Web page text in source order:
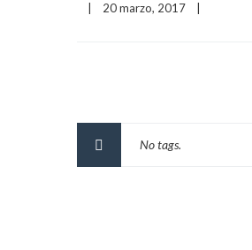
20 marzo, 2017
No tags.